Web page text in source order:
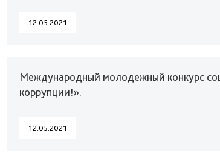
12.05.2021
Международный молодежный конкурс
коррупции!».
12.05.2021